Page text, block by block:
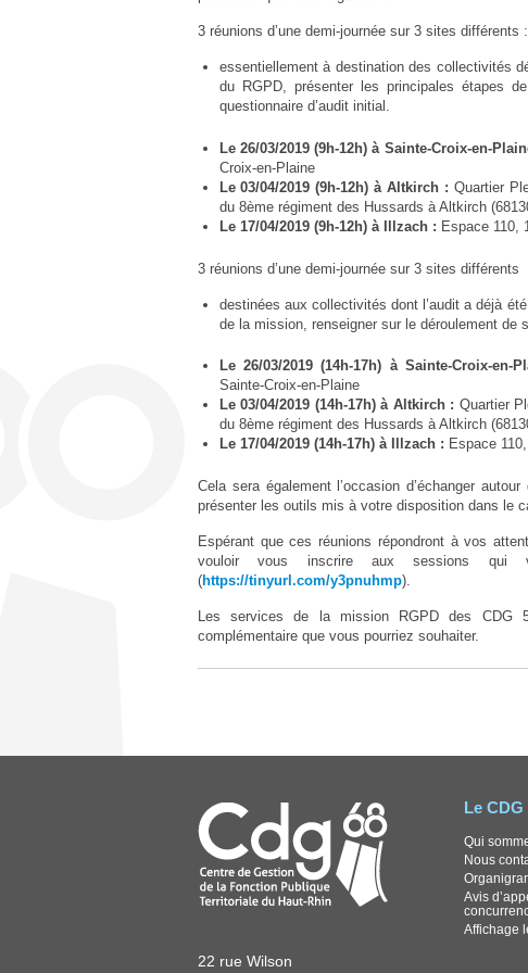
3 réunions d’une demi-journée sur 3 sites différents :
essentiellement à destination des collectivités
du RGPD, présenter les principales étapes
questionnaire d’audit initial.
Le 26/03/2019 (9h-12h) à Sainte-Croix-en-
Croix-en-Plaine
Le 03/04/2019 (9h-12h) à Altkirch :Quartier
du 8ème régiment des Hussards à Altkirch
Le 17/04/2019 (9h-12h) à Illzach : Espace 110,
3 réunions d’une demi-journée sur 3 sites différents
destinées aux collectivités dont l’audit a déjà
de la mission, renseigner sur le déroulement de
Le 26/03/2019 (14h-17h) à Sainte-Croix-en-
Sainte-Croix-en-Plaine
Le 03/04/2019 (14h-17h) à Altkirch : Quartier
du 8ème régiment des Hussards à Altkirch
Le 17/04/2019 (14h-17h) à Illzach : Espace
Cela sera également l’occasion d’échanger
présenter les outils mis à votre disposition dans le
Espérant que ces réunions répondront à vos
vouloir vous inscrire aux sessions qui
(https://tinyurl.com/y3pnuhmp).
Les services de la mission RGPD des CDG
complémentaire que vous pourriez souhaiter.
22 rue Wilson
Le CDG
Qui
Nous
Avis
Affichage